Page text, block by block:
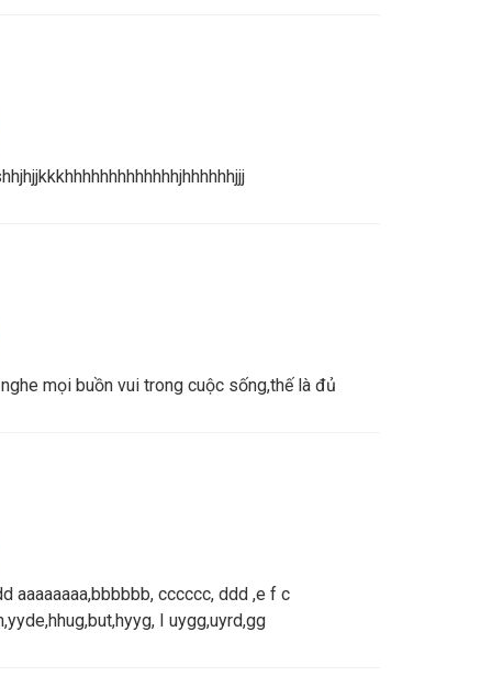
mọi buồn vui trong cuộc sống,thế là đủ
aaaaaaaa,bbbbbb, cccccc, ddd ,e f c
I uygg,uyrd,gg